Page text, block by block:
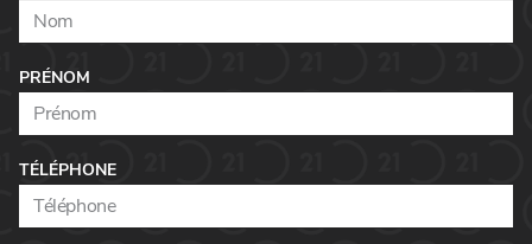
PRÉNOM
TÉLÉPHONE